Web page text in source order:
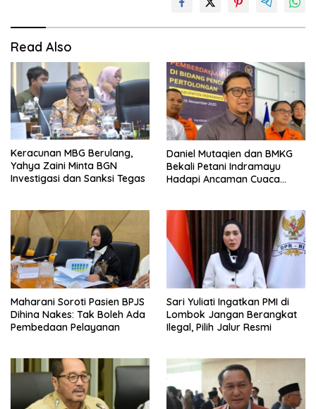
Read Also
Keracunan MBG Berulang,
Yahya Zaini Minta BGN
Investigasi dan Sanksi Tegas
Daniel Mutaqien dan BMKG
Bekali Petani Indramayu
Hadapi Ancaman Cuaca
Maharani Soroti Pasien BPJS
Dihina Nakes: Tak Boleh Ada
Pembedaan Pelayanan
Sari Yuliati Ingatkan PMI di
Lombok Jangan Berangkat
Ilegal, Pilih Jalur Resmi